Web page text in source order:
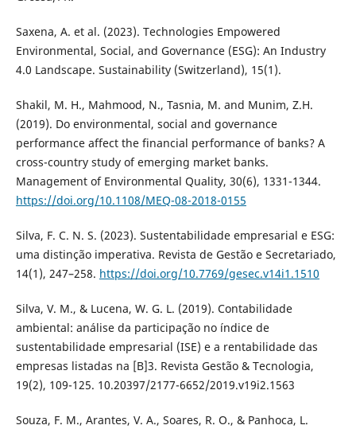
Saxena, A. et al. (2023). Technologies Empowered
Environmental, Social, and Governance (ESG): An Industry
4.0 Landscape. Sustainability (Switzerland), 15(1).
Shakil, M. H., Mahmood, N., Tasnia, M. and Munim, Z.H.
(2019). Do environmental, social and governance
performance affect the financial performance of banks? A
cross-country study of emerging market banks.
Management of Environmental Quality, 30(6), 1331-1344.
https://doi.org/10.1108/MEQ-08-2018-0155
Silva, F. C. N. S. (2023). Sustentabilidade empresarial e ESG:
uma distinção imperativa. Revista de Gestão e Secretariado,
14(1), 247–258. https://doi.org/10.7769/gesec.v14i1.1510
Silva, V. M., & Lucena, W. G. L. (2019). Contabilidade
ambiental: análise da participação no índice de
sustentabilidade empresarial (ISE) e a rentabilidade das
empresas listadas na [B]3. Revista Gestão & Tecnologia,
19(2), 109-125. 10.20397/2177-6652/2019.v19i2.1563
Souza, F. M., Arantes, V. A., Soares, R. O., & Panhoca, L.